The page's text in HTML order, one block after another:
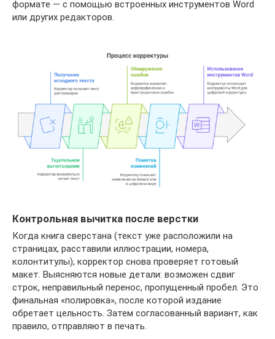
формате — с помощью встроенных инструментов Word
или других редакторов.
Контрольная вычитка после верстки
Когда книга сверстана (текст уже расположили на
страницах, расставили иллюстрации, номера,
колонтитулы), корректор снова проверяет готовый
макет. Выясняются новые детали: возможен сдвиг
строк, неправильный перенос, пропущенный пробел. Это
финальная «полировка», после которой издание
обретает цельность. Затем согласованный вариант, как
правило, отправляют в печать.